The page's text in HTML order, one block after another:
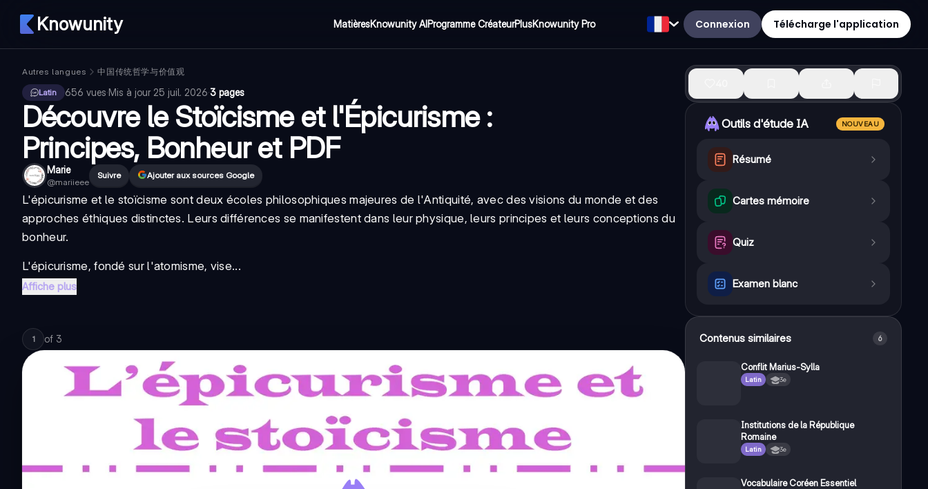
Knowunity MatièresKnowunity AIProgramme CréateurPlusKnowunity Pro Connexion Télécharge l'application
Autres langues
中国传统哲学与价值观
Latin
656 vues·Mis à jour 25 juil. 2026·3 pages
Découvre le Stoïcisme et l'Épicurisme :
Principes, Bonheur et PDF
Marie
@mariieee
Suivre Ajouter aux sources Google
L'épicurisme et le stoïcisme sont deux écoles philosophiques majeures de l'Antiquité, avec des visions du monde et des
approches éthiques distinctes. Leurs différences se manifestent dans leur physique, leurs principes et leurs conceptions du
bonheur.
L'épicurisme, fondé sur l'atomisme, vise...
Affiche plus
1 of 3
Outils d'étude IA NOUVEAU
Résumé
Cartes mémoire
Quiz
Examen blanc
Contenus similaires 6
Conflit Marius-Sylla
Latin 3e
Institutions de la République
Romaine
Latin 3e
Vocabulaire Coréen Essentiel